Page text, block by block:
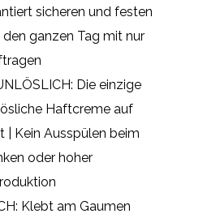
sicheren und festen
ganzen Tag mit nur
Die einzige
Haftcreme auf
| Kein Ausspülen beim
oder hoher
Klebt am Gaumen